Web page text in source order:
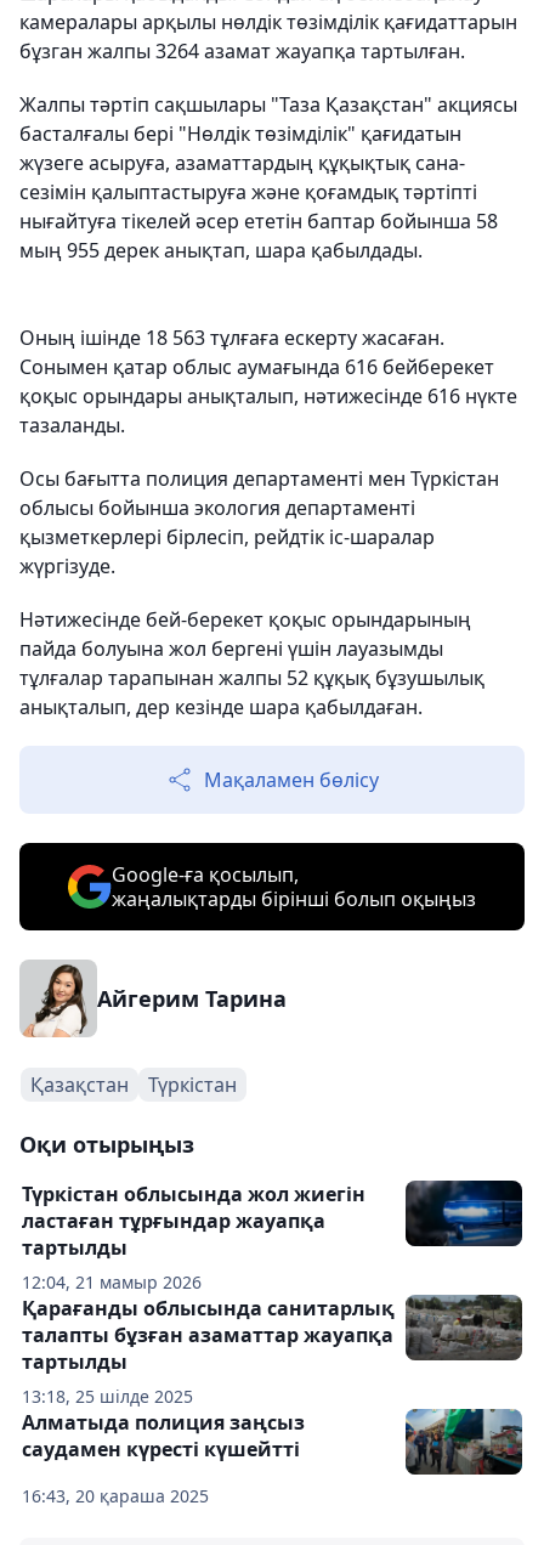
камералары арқылы нөлдік төзімділік қағидаттарын
бұзган жалпы 3264 азамат жауапқа тартылған.
Жалпы тәртіп сақшылары "Таза Қазақстан" акциясы
басталғалы бері "Нөлдік төзімділік" қағидатын
жүзеге асыруға, азаматтардың құқықтық сана-
сезімін қалыптастыруға және қоғамдық тәртіпті
нығайтуға тікелей әсер ететін баптар бойынша 58
мың 955 дерек анықтап, шара қабылдады.
Оның ішінде 18 563 тұлғаға ескерту жасаған.
Сонымен қатар облыс аумағында 616 бейберекет
қоқыс орындары анықталып, нәтижесінде 616 нүкте
тазаланды.
Осы бағытта полиция департаменті мен Түркістан
облысы бойынша экология департаменті
қызметкерлері бірлесіп, рейдтік іс-шаралар
жүргізуде.
Нәтижесінде бей-берекет қоқыс орындарының
пайда болуына жол бергені үшін лауазымды
тұлғалар тарапынан жалпы 52 құқық бұзушылық
анықталып, дер кезінде шара қабылдаған.
Мақаламен бөлісу
Google-ға қосылып,
жаңалықтарды бірінші болып оқыңыз
Айгерим Тарина
Қазақстан Түркістан
Оқи отырыңыз
12:04, 21 мамыр 2026
Түркістан облысында жол жиегін
ластаған тұрғындар жауапқа
тартылды
13:18, 25 шілде 2025
Қарағанды облысында санитарлық
талапты бұзған азаматтар жауапқа
тартылды
16:43, 20 қараша 2025
Алматыда полиция заңсыз
саудамен күресті күшейтті